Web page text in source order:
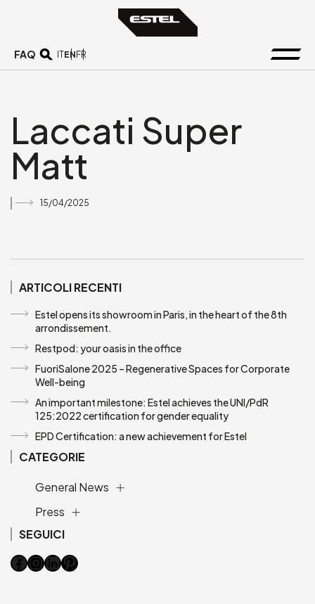
FAQ ITEN FR
Laccati Super
Matt
15/04/2025
ARTICOLI RECENTI
Estel opens its showroom in Paris, in the heart of the 8th
arrondissement.
Restpod: your oasis in the office
FuoriSalone 2025 – Regenerative Spaces for Corporate
Well-being
An important milestone: Estel achieves the UNI/PdR
125:2022 certification for gender equality
EPD Certification: a new achievement for Estel
CATEGORIE
General News
Press
SEGUICI
Facebook
Instagram
LinkedIn
Pinterest